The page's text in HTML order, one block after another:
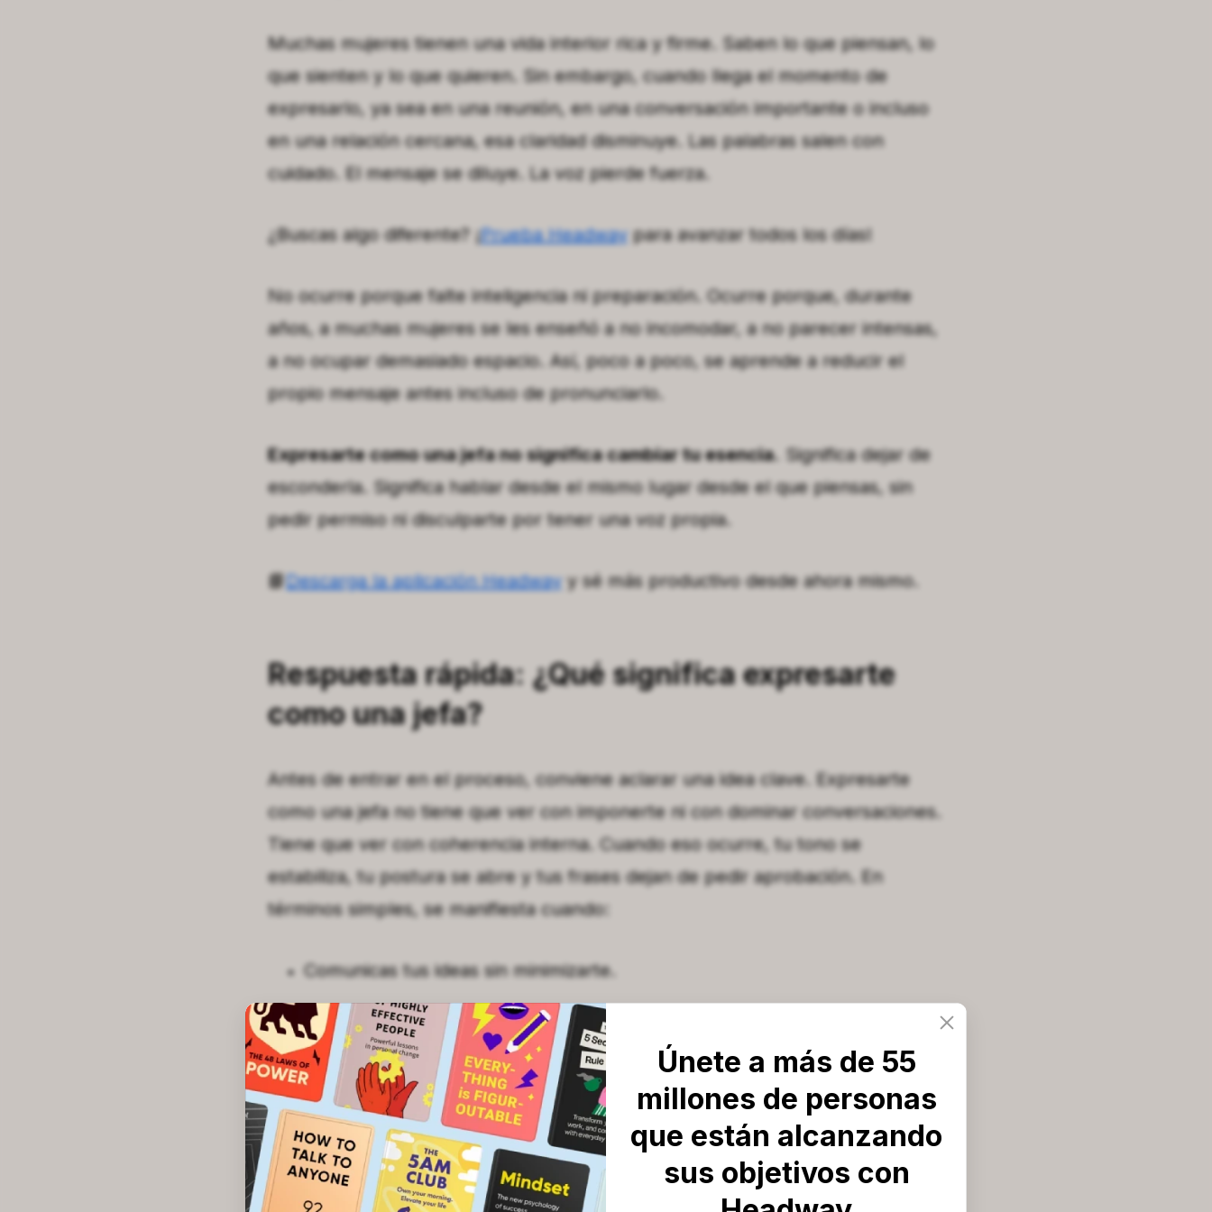
Muchas mujeres tienen una vida interior rica y firme. Saben lo que piensan, lo
que sienten y lo que quieren. Sin embargo, cuando llega el momento de
expresarlo, ya sea en una reunión, en una conversación importante o incluso
en una relación cercana, esa claridad disminuye. Las palabras salen con
cuidado. El mensaje se diluye. La voz pierde fuerza.
¿Buscas algo diferente? ¡Prueba Headway para avanzar todos los días!
No ocurre porque falte inteligencia ni preparación. Ocurre porque, durante
años, a muchas mujeres se les enseñó a no incomodar, a no parecer intensas,
a no ocupar demasiado espacio. Así, poco a poco, se aprende a reducir el
propio mensaje antes incluso de pronunciarlo.
Expresarte como una jefa no significa cambiar tu esencia. Significa dejar de
esconderla. Significa hablar desde el mismo lugar desde el que piensas, sin
pedir permiso ni disculparte por tener una voz propia.
📘Descarga la aplicación Headway y sé más productivo desde ahora mismo.
Respuesta rápida: ¿Qué significa expresarte
como una jefa?
Antes de entrar en el proceso, conviene aclarar una idea clave. Expresarte
como una jefa no tiene que ver con imponerte ni con dominar conversaciones.
Tiene que ver con coherencia interna. Cuando eso ocurre, tu tono se
estabiliza, tu postura se abre y tus frases dejan de pedir aprobación. En
términos simples, se manifiesta cuando:
Comunicas tus ideas sin minimizarte.
Pones límites sin sentir culpa.
Tu cuerpo, tu voz y tu mensaje están alineados.
Cuando esto ocurre, no necesitas elevar el tono ni insistir. Tu presencia habla
por ti.
Únete a más de 55
millones de personas
que están alcanzando
sus objetivos con